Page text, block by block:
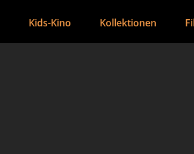
Kids-Kino Kollektionen